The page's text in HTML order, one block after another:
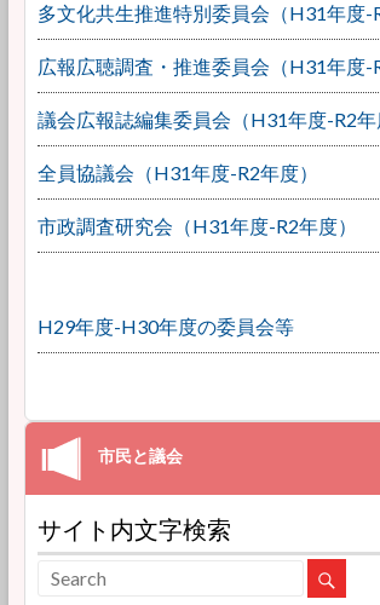
多文化共生推進特別委員会（H31年度-
広報広聴調査・推進委員会（H31年度-
議会広報誌編集委員会（H31年度-R2年
全員協議会（H31年度-R2年度）
市政調査研究会（H31年度-R2年度）
H29年度-H30年度の委員会等
サイト内文字検索